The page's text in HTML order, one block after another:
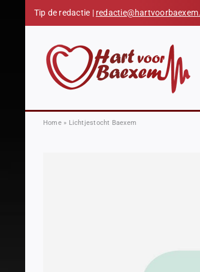
Tip de redactie |
Home» Lichtjestocht Baexem